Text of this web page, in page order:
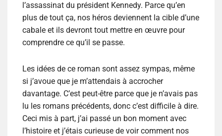
l’assassinat du président Kennedy. Parce qu’en
plus de tout ça, nos héros deviennent la cible d’une
cabale et ils devront tout mettre en œuvre pour
comprendre ce qu’il se passe.
Les idées de ce roman sont assez sympas, même
si j’avoue que je m’attendais à accrocher
davantage. C’est peut-être parce que je n’avais pas
lu les romans précédents, donc c’est difficile à dire.
Ceci mis à part, j’ai passé un bon moment avec
l’histoire et j’étais curieuse de voir comment nos